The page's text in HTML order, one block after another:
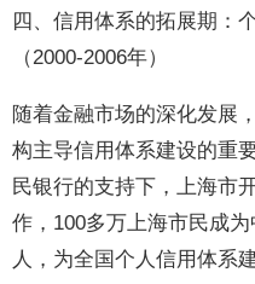
四、信用体系的拓展期：
（2000-2006年）
随着金融市场的深化发展
构主导信用体系建设的重
民银行的支持下，上海市
作，100多万上海市民成
人，为全国个人信用体系